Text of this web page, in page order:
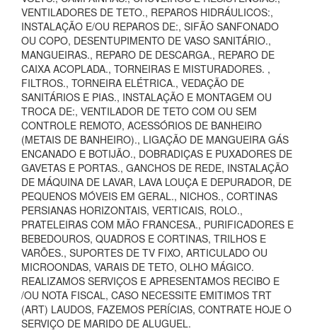
VENTILADORES DE TETO., REPAROS HIDRÁULICOS:,
INSTALAÇÃO E/OU REPAROS DE:, SIFÃO SANFONADO
OU COPO, DESENTUPIMENTO DE VASO SANITÁRIO.,
MANGUEIRAS., REPARO DE DESCARGA., REPARO DE
CAIXA ACOPLADA., TORNEIRAS E MISTURADORES. ,
FILTROS., TORNEIRA ELÉTRICA., VEDAÇÃO DE
SANITÁRIOS E PIAS., INSTALAÇÃO E MONTAGEM OU
TROCA DE:, VENTILADOR DE TETO COM OU SEM
CONTROLE REMOTO, ACESSÓRIOS DE BANHEIRO
(METAIS DE BANHEIRO)., LIGAÇÃO DE MANGUEIRA GÁS
ENCANADO E BOTIJÃO., DOBRADIÇAS E PUXADORES DE
GAVETAS E PORTAS., GANCHOS DE REDE, INSTALAÇÃO
DE MÁQUINA DE LAVAR, LAVA LOUÇA E DEPURADOR, DE
PEQUENOS MÓVEIS EM GERAL., NICHOS., CORTINAS
PERSIANAS HORIZONTAIS, VERTICAIS, ROLO.,
PRATELEIRAS COM MÃO FRANCESA., PURIFICADORES E
BEBEDOUROS, QUADROS E CORTINAS, TRILHOS E
VARÕES., SUPORTES DE TV FIXO, ARTICULADO OU
MICROONDAS, VARAIS DE TETO, OLHO MÁGICO.
REALIZAMOS SERVIÇOS E APRESENTAMOS RECIBO E
/OU NOTA FISCAL, CASO NECESSITE EMITIMOS TRT
(ART) LAUDOS, FAZEMOS PERÍCIAS, CONTRATE HOJE O
SERVIÇO DE MARIDO DE ALUGUEL.